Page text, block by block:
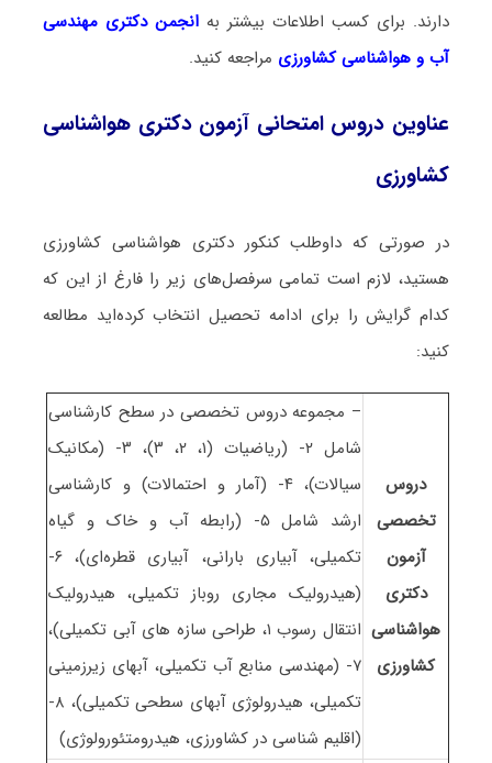
دارند. برای کسب اطلاعات بیشتر به انجمن دکتری مهندسی
آب و هواشناسی کشاورزی مراجعه کنید.
عناوین دروس امتحانی آزمون دکتری هواشناسی
کشاورزی
در صورتی که داوطلب کنکور دکتری هواشناسی کشاورزی
هستید، لازم است تمامی سرفصل‌های زیر را فارغ از این که
کدام گرایش را برای ادامه تحصیل انتخاب کرده‌اید مطالعه
کنید:
دروس
تخصصی
آزمون
دکتری
هواشناسی
کشاورزی
– مجموعه دروس تخصصی در سطح کارشناسی
شامل ۲- (ریاضیات (۱، ۲، ۳)، ۳- (مکانیک
سیالات)، ۴- (آمار و احتمالات) و کارشناسی
ارشد شامل ۵- (رابطه آب و خاک و گیاه
تکمیلی، آبیاری بارانی، آبیاری قطره‌ای)، ۶-
(هیدرولیک مجاری روباز تکمیلی، هیدرولیک
انتقال رسوب ۱، طراحی سازه های آبی تکمیلی)،
۷- (مهندسی منابع آب تکمیلی، آبهای زیرزمینی
تکمیلی، هیدرولوژی آبهای سطحی تکمیلی)، ۸-
(اقلیم شناسی در کشاورزی، هیدرومتئورولوژی)